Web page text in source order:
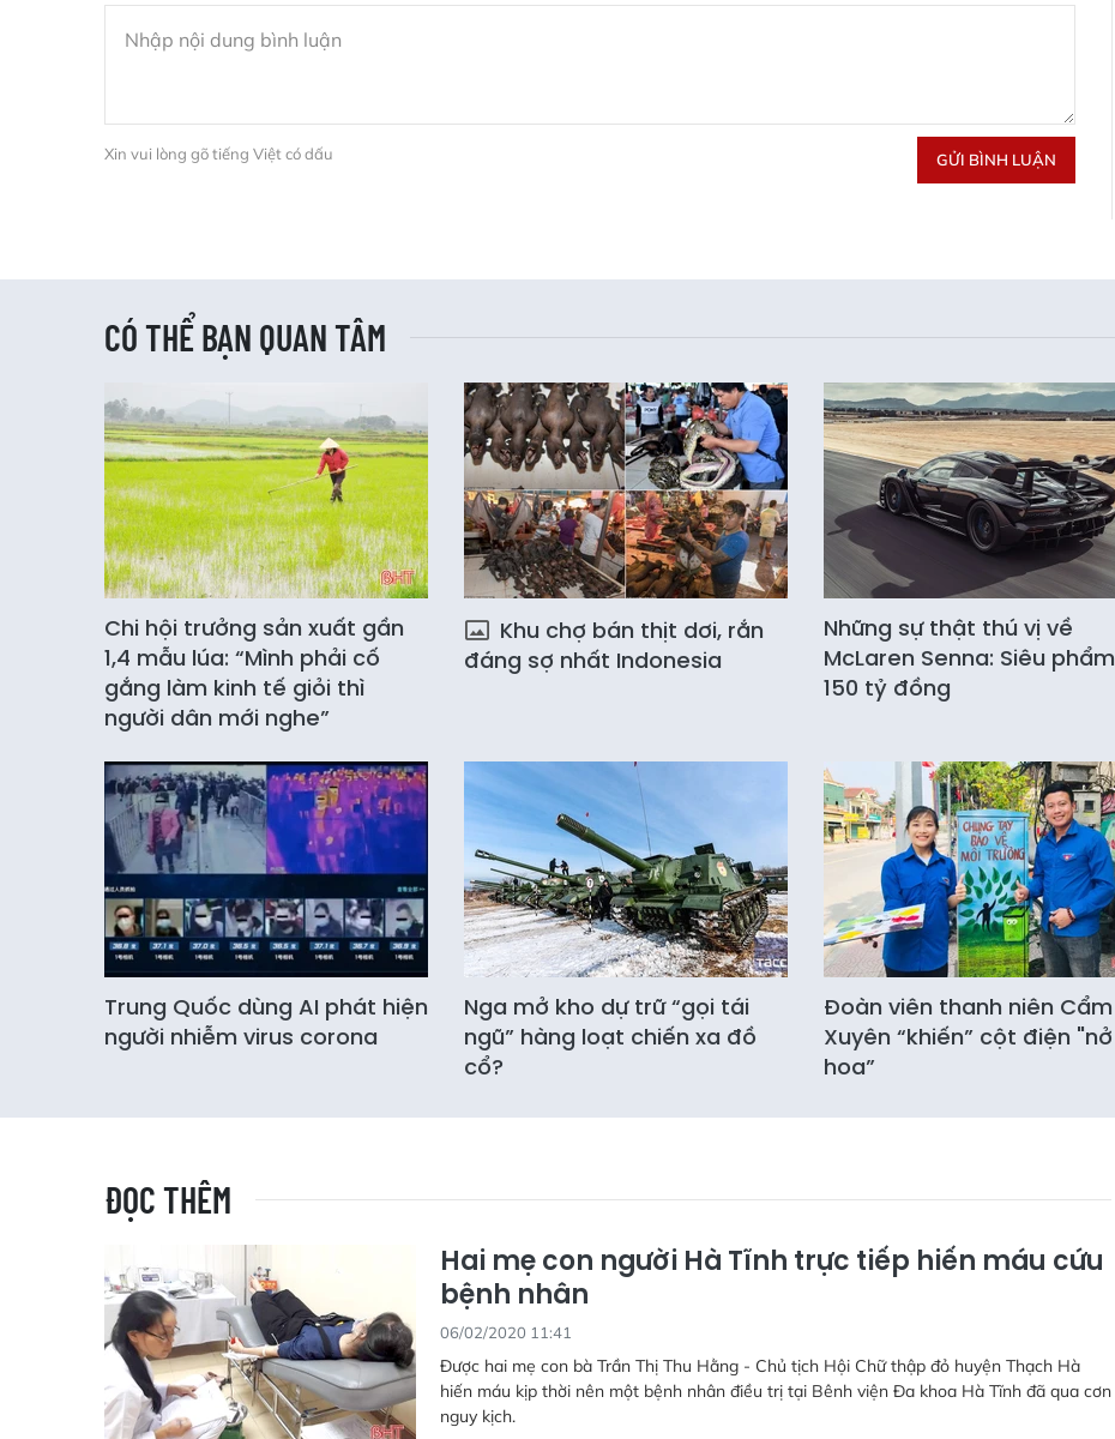
Xin vui lòng gõ tiếng Việt có dấu GỬI BÌNH LUẬN
CÓ THỂ BẠN QUAN TÂM
Chi hội trưởng sản xuất gần
1,4 mẫu lúa: “Mình phải cố
gắng làm kinh tế giỏi thì
người dân mới nghe”
Khu chợ bán thịt dơi, rắn
đáng sợ nhất Indonesia
Những sự thật thú vị về
McLaren Senna: Siêu phẩm
150 tỷ đồng
Trung Quốc dùng AI phát hiện
người nhiễm virus corona
Nga mở kho dự trữ “gọi tái
ngũ” hàng loạt chiến xa đồ
cổ?
Đoàn viên thanh niên Cẩm
Xuyên “khiến” cột điện "nở
hoa”
ĐỌC THÊM
Hai mẹ con người Hà Tĩnh trực tiếp hiến máu cứu
bệnh nhân
06/02/2020 11:41
Được hai mẹ con bà Trần Thị Thu Hằng - Chủ tịch Hội Chữ thập đỏ huyện Thạch Hà
hiến máu kịp thời nên một bệnh nhân điều trị tại Bênh viện Đa khoa Hà Tĩnh đã qua cơn
nguy kịch.